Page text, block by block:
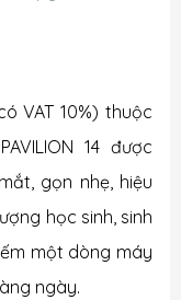
VAT 10%) thuộc
14 được
gọn nhẹ, hiệu
học sinh, sinh
một dòng máy
ngày.